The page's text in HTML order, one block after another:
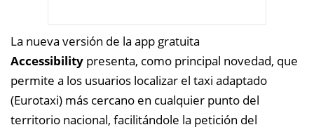
La nueva versión de la app gratuita
Accessibility presenta, como principal novedad, que
permite a los usuarios localizar el taxi adaptado
(Eurotaxi) más cercano en cualquier punto del
territorio nacional, facilitándole la petición del